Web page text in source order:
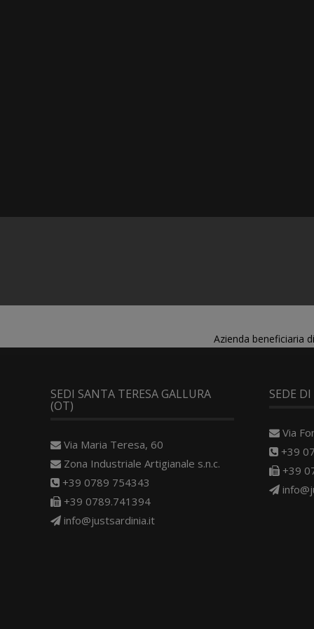
Azienda beneficiaria
SEDI SANTA TERESA GALLURA
(OT)
Via Maria Teresa, 60
Zona Industriale Artigianale s.n.c.
+39 0789 754343
+39 0789.741394
info@justsardinia.it
SEDE
Via
+39
+39